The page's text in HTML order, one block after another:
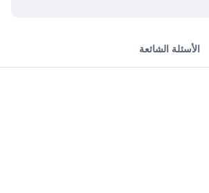
الأسئلة الشائعة